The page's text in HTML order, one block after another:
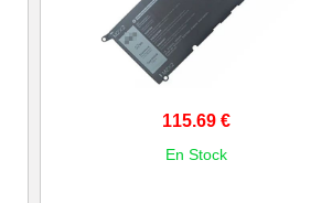
115.69 €
En Stock